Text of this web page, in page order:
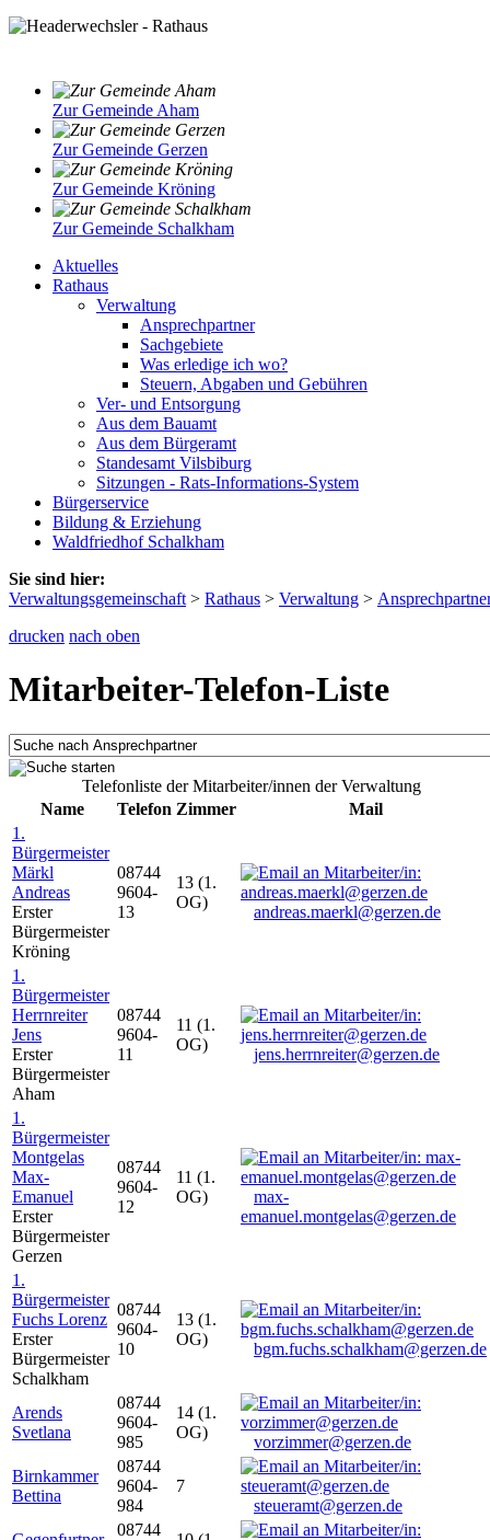
Zur Gemeinde Aham
Zur Gemeinde Gerzen
Zur Gemeinde Kröning
Zur Gemeinde Schalkham
Aktuelles
Rathaus
Verwaltung
Ansprechpartner
Sachgebiete
Was erledige ich wo?
Steuern, Abgaben und Gebühren
Ver- und Entsorgung
Aus dem Bauamt
Aus dem Bürgeramt
Standesamt Vilsbiburg
Sitzungen - Rats-Informations-System
Bürgerservice
Bildung & Erziehung
Waldfriedhof Schalkham
Sie sind hier:
Verwaltungsgemeinschaft > Rathaus > Verwaltung >
drucken nach oben
Mitarbeiter-Telefon-Liste
Telefonliste der Mitarbeiter/innen der Verwaltung
Name
Telefon Zimmer
Mail
1.
Bürgermeister
Märkl
Andreas
Erster
Bürgermeister
Kröning
08744
9604-
13
13 (1.
OG)
andreas.maerkl@gerzen.de
1.
Bürgermeister
Herrnreiter
Jens
Erster
Bürgermeister
Aham
08744
9604-
11
11 (1.
OG)
jens.herrnreiter@gerzen.de
1.
Bürgermeister
Montgelas
Max-
Emanuel
Erster
Bürgermeister
Gerzen
08744
9604-
12
11 (1.
OG)
max-
emanuel.montgelas@gerzen.de
1.
Bürgermeister
Fuchs Lorenz
Erster
Bürgermeister
Schalkham
08744
9604-
10
13 (1.
OG)
bgm.fuchs.schalkham@gerzen.de
Arends
Svetlana
08744
9604-
985
14 (1.
OG)
vorzimmer@gerzen.de
Birnkammer
Bettina
08744
9604-
984
7
steueramt@gerzen.de
08744